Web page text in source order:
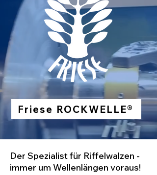
Friese ROCKWELLE®
Der Spezialist für Riffelwalzen -
immer um Wellenlängen voraus!